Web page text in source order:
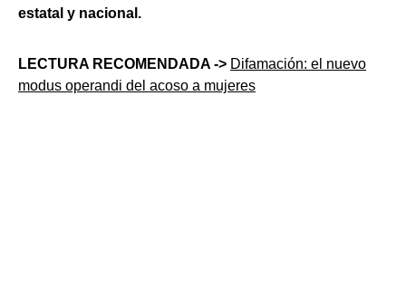
estatal y nacional.
LECTURA RECOMENDADA -> Difamación: el nuevo
modus operandi del acoso a mujeres